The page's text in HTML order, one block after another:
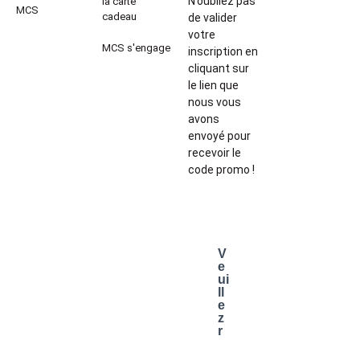
MCS
cadeau
MCS s'engage
de valider
votre
inscription en
cliquant sur
le lien que
nous vous
avons
envoyé pour
recevoir le
code promo !
V
e
ui
e
z
r